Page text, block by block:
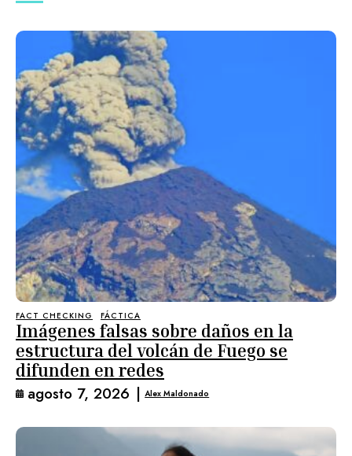
FACT CHECKING FÁCTICA
Imágenes falsas sobre daños en la
estructura del volcán de Fuego se
difunden en redes
agosto 7, 2026 | Alex Maldonado